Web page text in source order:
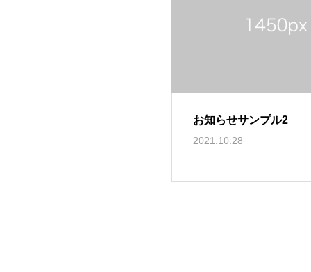
お知らせサンプル2
2021.10.28